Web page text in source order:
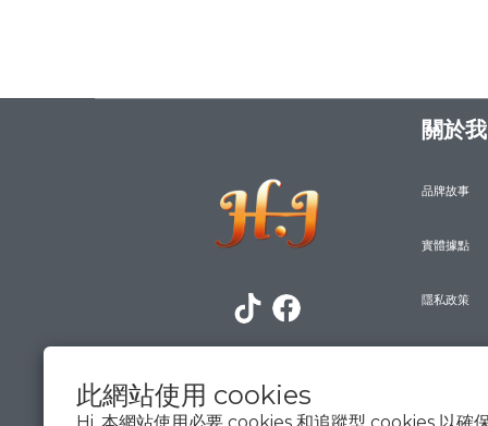
此網站使用 cookies
關於
品牌故事
實體據點
隱私政策